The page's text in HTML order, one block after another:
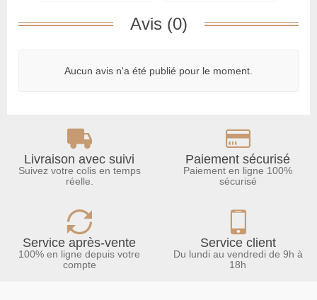
Avis (0)
Aucun avis n'a été publié pour le moment.
Livraison avec suivi
Suivez votre colis en temps
réelle.
Paiement sécurisé
Paiement en ligne 100%
sécurisé
Service après-vente
100% en ligne depuis votre
compte
Service client
Du lundi au vendredi de 9h à
18h